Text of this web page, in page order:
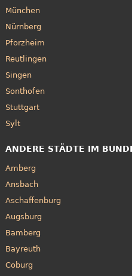
München
Nürnberg
Pforzheim
Reutlingen
Singen
Sonthofen
Stuttgart
Sylt
ANDERE STÄDTE IM
Amberg
Ansbach
Aschaffenburg
Augsburg
Bamberg
Bayreuth
Coburg